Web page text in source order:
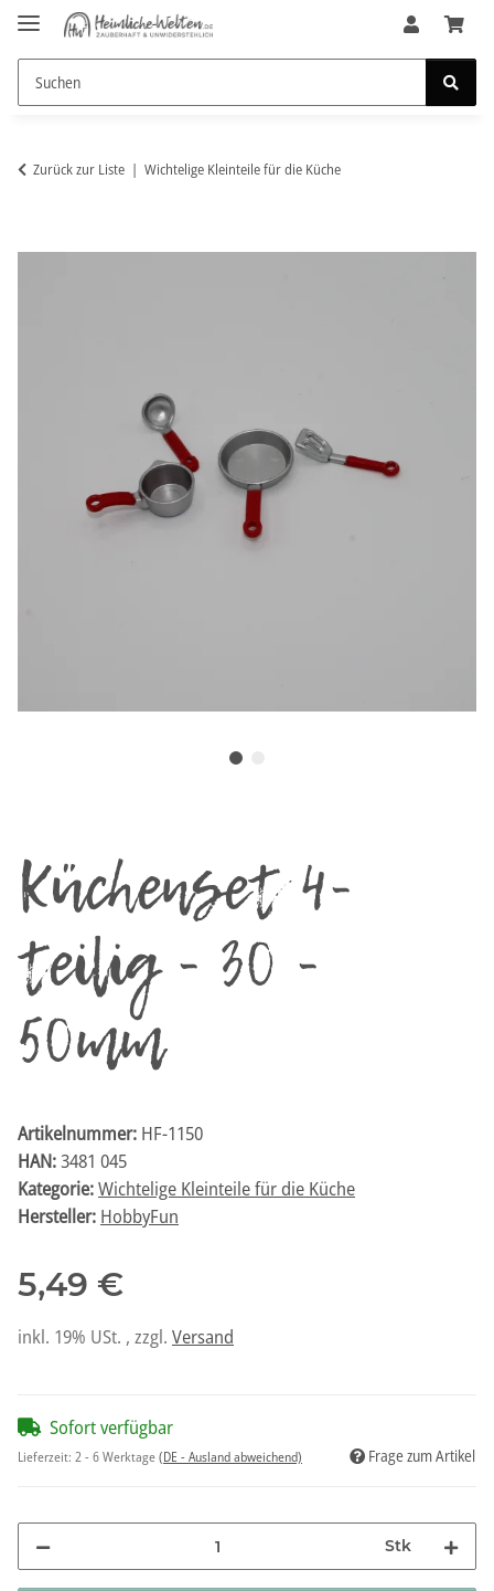
Zurück zur Liste Wichtelige Kleinteile für die Küche
Küchenset 4-
teilig - 30 -
50mm
Artikelnummer: HF-1150
HAN:3481 045
Kategorie:Wichtelige Kleinteile für die Küche
Hersteller: HobbyFun
5,49 €
inkl. 19% USt. , zzgl. Versand
Sofort verfügbar
Lieferzeit: 2 - 6 Werktage(DE - Ausland abweichend) Frage zum Artikel
Stk